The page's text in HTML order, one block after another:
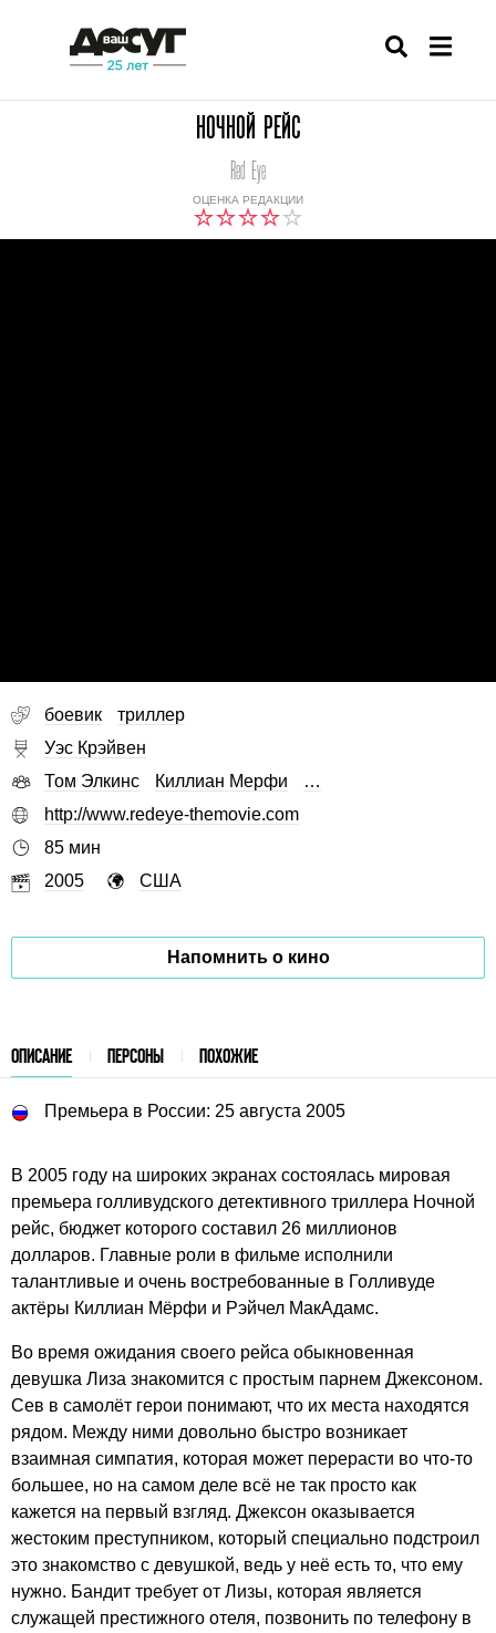
НОЧНОЙ РЕЙС
ОЦЕНКА РЕДАКЦИИ
Red Eye
боевик
триллер
Уэс Крэйвен
Том Элкинс
Киллиан Мерфи
…
http://www.redeye-themovie.com
85 мин
2005
США
Напомнить о кино
ОПИСАНИЕ ПЕРСОНЫ ПОХОЖИЕ
Премьера в России: 25 августа 2005
В 2005 году на широких экранах состоялась мировая
премьера голливудского детективного триллера Ночной
рейс, бюджет которого составил 26 миллионов
долларов. Главные роли в фильме исполнили
талантливые и очень востребованные в Голливуде
актёры Киллиан Мёрфи и Рэйчел МакАдамс.
Во время ожидания своего рейса обыкновенная
девушка Лиза знакомится с простым парнем Джексоном.
Сев в самолёт герои понимают, что их места находятся
рядом. Между ними довольно быстро возникает
взаимная симпатия, которая может перерасти во что-то
большее, но на самом деле всё не так просто как
кажется на первый взгляд. Джексон оказывается
жестоким преступником, который специально подстроил
это знакомство с девушкой, ведь у неё есть то, что ему
нужно. Бандит требует от Лизы, которая является
служащей престижного отеля, позвонить по телефону в